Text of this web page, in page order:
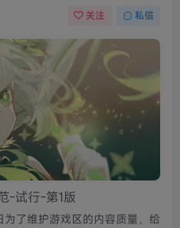
关注 私信
-试行-第1版
了维护游戏区的内容质量，给